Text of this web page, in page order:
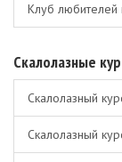
Клуб любителей
Скалолазные
Скалолазный
Скалолазный